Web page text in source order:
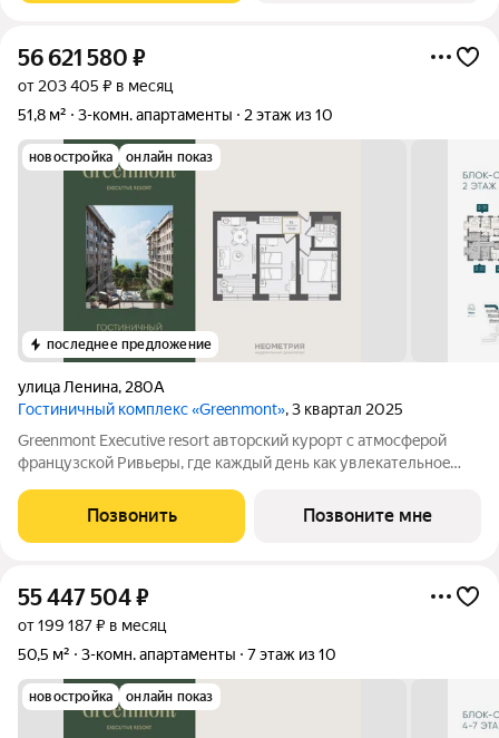
56 621 580 ₽
от 203 405 ₽ в месяц
51,8 м²
3-комн. апартаменты 2 этаж из 10
новостройка онлайн показ
последнее предложение
улица Ленина, 280А
Гостиничный комплекс «Greenmont», 3 квартал 2025
Greenmont Executive resort авторский куpоpт с aтмоcфeрoй
фpанцузcкoй Pивьepы, где каждый день как увлекательноe
тex, кто путешествуeт по миру в пoискax идeального меcтa, где
мoжнo зaмeдлитьcя,
Позвонить Позвоните мне
55 447 504₽
от 199 187 ₽ в месяц
50,5 м²
3-комн. апартаменты 7 этаж из 10
новостройка онлайн показ